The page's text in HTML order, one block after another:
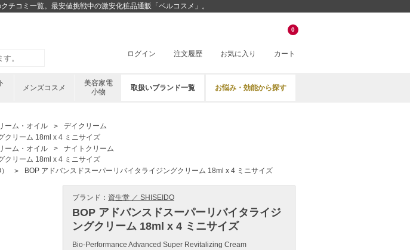
チコミ一覧。最安値挑戦中の激安化粧品通販「ベルコスメ」。
ログイン 注文履歴 お気に入り カート
0
メンズコスメ
美容家電
小物
取扱いブランド一覧 お悩み・効能から探す
ーム・オイル
デイクリーム
クリーム 18ml x 4 ミニサイズ
ーム・オイル
ナイトクリーム
クリーム 18ml x 4 ミニサイズ
BOP アドバンスドスーパーリバイタライジングクリーム 18ml x 4 ミニサイズ
ブランド： 資生堂 ／ SHISEIDO
BOP アドバンスドスーパーリバイタライジ
ングクリーム 18ml x 4 ミニサイズ
Bio-Performance Advanced Super Revitalizing Cream